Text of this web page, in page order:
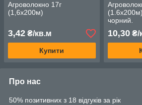
Агроволокно 17г
(1,6х200м)
3,42 ₴/кв.м
Купити
чорний.
10,30₴/
Про нас
50% позитивних з 18 відгуків за рік